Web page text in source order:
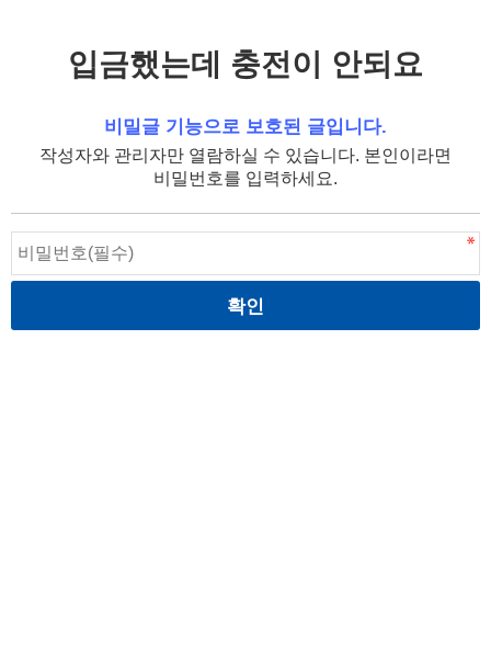
입금했는데 충전이 안되요
비밀글 기능으로 보호된 글입니다.
작성자와 관리자만 열람하실 수 있습니다. 본인이라면
비밀번호를 입력하세요.